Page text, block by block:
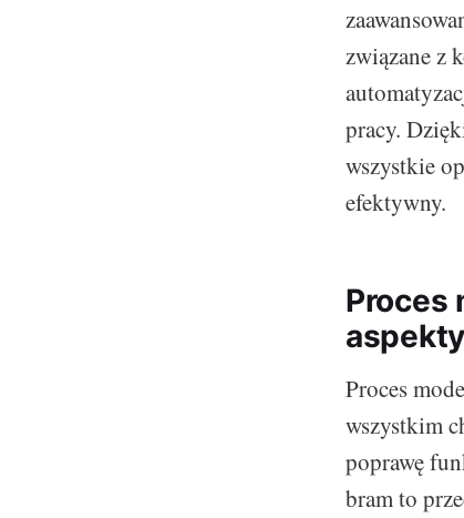
związane z
pracy.
wszystkie
efektywny.
Proces
Proces
wszystkim
poprawę
bram to